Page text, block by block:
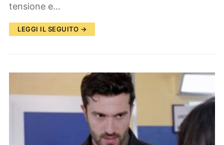
tensione e…
LEGGI IL SEGUITO →